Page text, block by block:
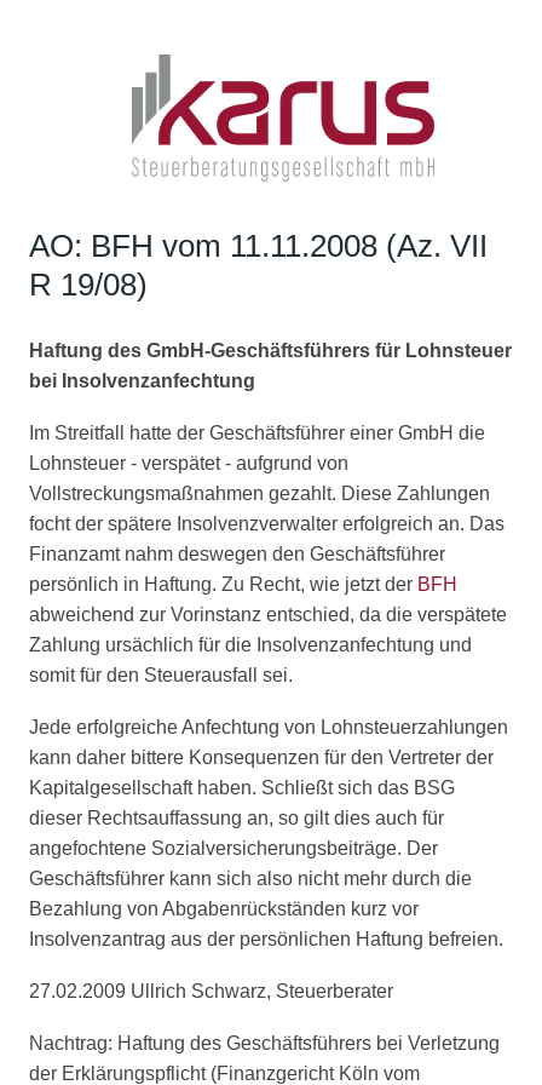
AO: BFH vom 11.11.2008 (Az. VII
R 19/08)
Haftung des GmbH-Geschäftsführers für Lohnsteuer
bei Insolvenzanfechtung
Im Streitfall hatte der Geschäftsführer einer GmbH die
Lohnsteuer - verspätet - aufgrund von
Vollstreckungsmaßnahmen gezahlt. Diese Zahlungen
focht der spätere Insolvenzverwalter erfolgreich an. Das
Finanzamt nahm deswegen den Geschäftsführer
persönlich in Haftung. Zu Recht, wie jetzt der BFH
abweichend zur Vorinstanz entschied, da die verspätete
Zahlung ursächlich für die Insolvenzanfechtung und
somit für den Steuerausfall sei.
Jede erfolgreiche Anfechtung von Lohnsteuerzahlungen
kann daher bittere Konsequenzen für den Vertreter der
Kapitalgesellschaft haben. Schließt sich das BSG
dieser Rechtsauffassung an, so gilt dies auch für
angefochtene Sozialversicherungsbeiträge. Der
Geschäftsführer kann sich also nicht mehr durch die
Bezahlung von Abgabenrückständen kurz vor
Insolvenzantrag aus der persönlichen Haftung befreien.
27.02.2009 Ullrich Schwarz, Steuerberater
Nachtrag: Haftung des Geschäftsführers bei Verletzung
der Erklärungspflicht (Finanzgericht Köln vom